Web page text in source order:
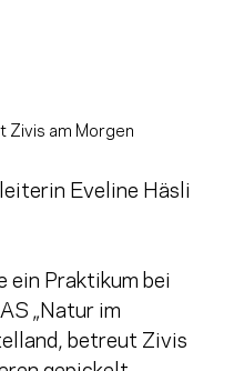
Zivis am Morgen
Eveline Häsli
ein Praktikum bei
„Natur im
betreut Zivis